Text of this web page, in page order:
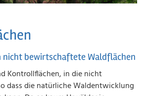
nicht bewirtschaftete Waldflächen
Kontrollflächen, in die nicht
dass die natürliche Waldentwicklung